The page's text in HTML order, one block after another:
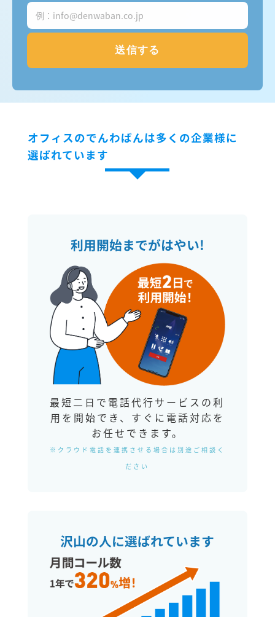
オフィスのでんわばんは多くの企業様に
選ばれています
利用開始までがはやい!
最短二日で電話代行サービスの利
用を開始でき、すぐに電話対応を
お任せできます。
※クラウド電話を連携させる場合は別途ご相談く
ださい
沢山の人に選ばれています